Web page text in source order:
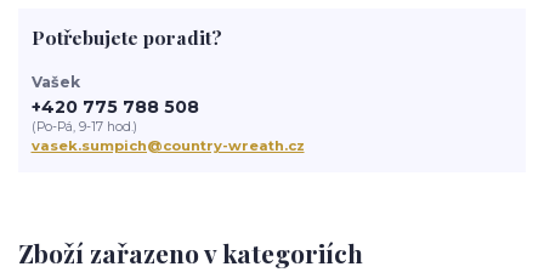
Zboží zařazeno v kategoriích
Potřebujete poradit?
Vašek
+420 775 788 508
(Po-Pá, 9-17 hod.)
vasek.sumpich@country-wreath.cz